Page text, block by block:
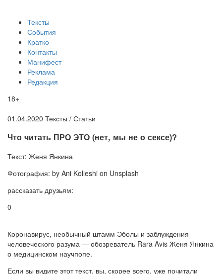
Тексты
События
Кратко
Контакты
Манифест
Реклама
Редакция
18+
01.04.2020 Тексты / Статьи
Что читать ПРО ЭТО (нет, мы не о сексе)?
Текст: Женя Янкина
Фотография: by Ani Kolleshi on Unsplash
рассказать друзьям:
0
Коронавирус, необычный штамм Эболы и заблуждения
человеческого разума — обозреватель Rara Avis Женя Янкина
о медицинском научпопе.
Если вы видите этот текст, вы, скорее всего, уже почитали